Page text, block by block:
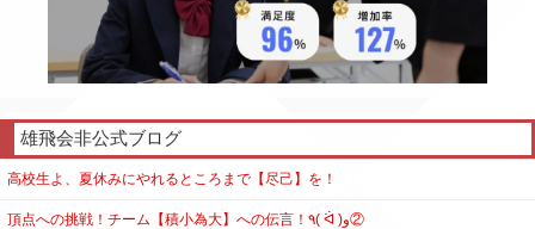
雄飛会非公式ブログ
高校生よ、夏休みにやれるところまで【尽己】を！
頂点への挑戦！チーム【積小為大】への伝言！٩( ᐛ )و②